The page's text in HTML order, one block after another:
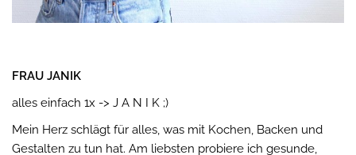
FRAU JANIK
alles einfach 1x -> J A N I K ;)
Mein Herz schlägt für alles, was mit Kochen, Backen und
Gestalten zu tun hat. Am liebsten probiere ich gesunde,